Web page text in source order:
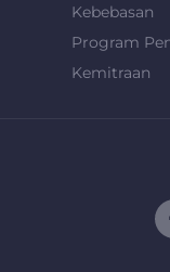
Kebebasan
Program
Kemitraan